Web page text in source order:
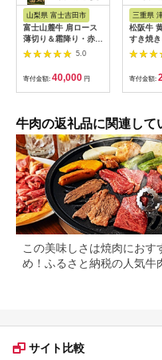
山梨県 富士吉田市
富士山麓牛 肩ロース
薄切り＆霜降り・赤身
焼肉セット 牛肉 食べ
比べ 計1.3kg 焼肉 す
き焼き 国産 精肉 冷凍
送料無料
5.0
寄付金額: 40,000 円
三重県
松阪牛
すき焼
寄付金額:
牛肉の返礼品に関連して
この美味しさは焼肉におす
め！ふるさと納税の人気牛
サイト比較